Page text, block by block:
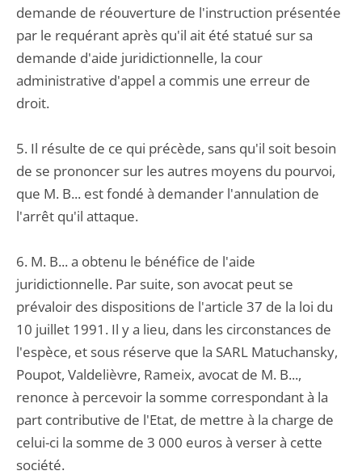
demande de réouverture de l'instruction présentée
par le requérant après qu'il ait été statué sur sa
demande d'aide juridictionnelle, la cour
administrative d'appel a commis une erreur de
droit.
5. Il résulte de ce qui précède, sans qu'il soit besoin
de se prononcer sur les autres moyens du pourvoi,
que M. B... est fondé à demander l'annulation de
l'arrêt qu'il attaque.
6. M. B... a obtenu le bénéfice de l'aide
juridictionnelle. Par suite, son avocat peut se
prévaloir des dispositions de l'article 37 de la loi du
10 juillet 1991. Il y a lieu, dans les circonstances de
l'espèce, et sous réserve que la SARL Matuchansky,
Poupot, Valdelièvre, Rameix, avocat de M. B...,
renonce à percevoir la somme correspondant à la
part contributive de l'Etat, de mettre à la charge de
celui-ci la somme de 3 000 euros à verser à cette
société.